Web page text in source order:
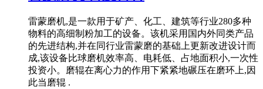
雷蒙磨机,是一款用于矿产、化工、建筑等行业280多种
物料的高细制粉加工的设备。该机采用国内外同类产品
的先进结构,并在同行业雷蒙磨的基础上更新改进设计而
成,该设备比球磨机效率高、电耗低、占地面积小,一次性
投资小。磨辊在离心力的作用下紧紧地碾压在磨环上,因
此当磨辊 .